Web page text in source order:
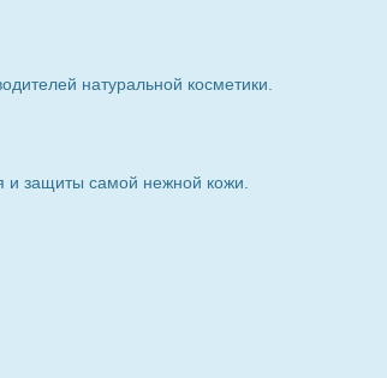
натуральной косметики.
и защиты самой нежной кожи.